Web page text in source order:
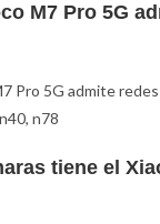
M7 Pro 5G
Pro 5G admite
n78
tiene el